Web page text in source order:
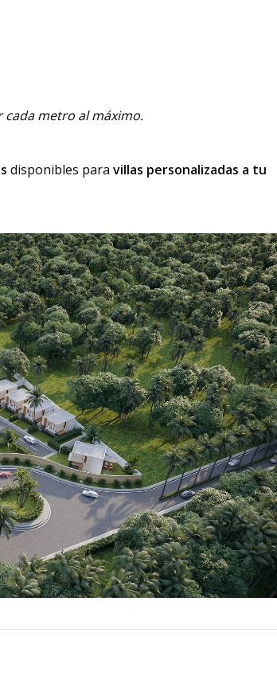
metro al máximo.
disponibles para villas personalizadas a tu